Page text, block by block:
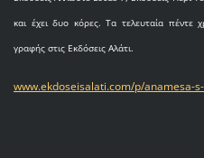
και έχει δυο κόρες. Τα τελευταία πέντε
γραφής στις Εκδόσεις Αλάτι.
www.ekdoseisalati.com/p/anamesa-